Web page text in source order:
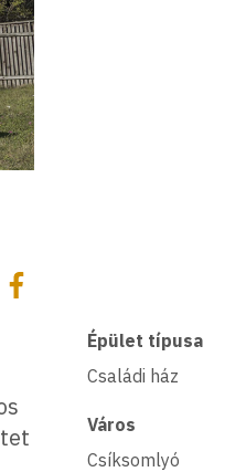
Megosztás
Megosztás Facebookon
Épület típusa
Családi ház
Város
Csíksomlyó